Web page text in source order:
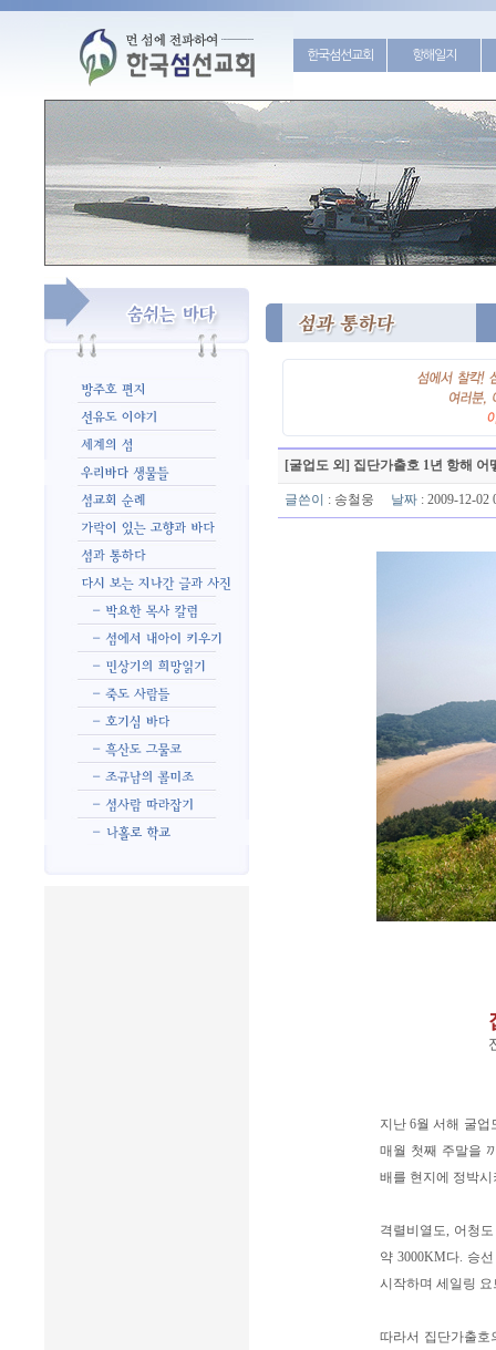
한국섬선교회 항해일지
[굴업도 외] 집단가출호 1년 항해 어
글쓴이 : 송철웅 날짜: 2009-12-
지난 6월 서해 굴
매월 첫째 주말을
배를 현지에 정박
격렬비열도, 어청
약 3000KM다. 승
시작하며 세일링
따라서 집단가출